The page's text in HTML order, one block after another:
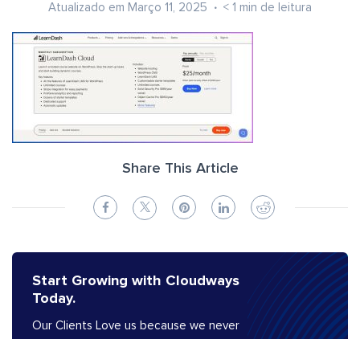
Atualizado em Março 11, 2025 < 1 min de leitura
Share This Article
Start Growing with Cloudways
Today.
Our Clients Love us because we never